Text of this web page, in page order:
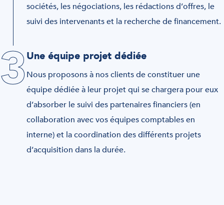
sociétés, les négociations, les rédactions d’offres, le
suivi des intervenants et la recherche de financement.
3Une équipe projet dédiée
Nous proposons à nos clients de constituer une
équipe dédiée à leur projet qui se chargera pour eux
d’absorber le suivi des partenaires financiers (en
collaboration avec vos équipes comptables en
interne) et la coordination des différents projets
d’acquisition dans la durée.